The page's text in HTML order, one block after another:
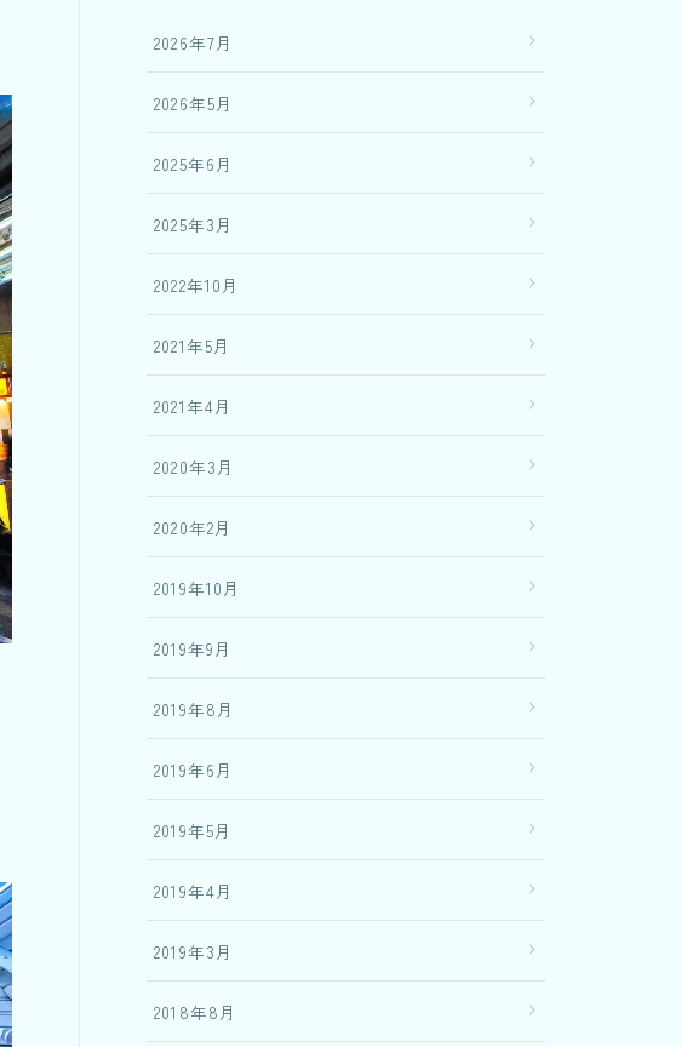
2026年7月
2026年5月
2025年6月
2025年3月
2022年10月
2021年5月
2021年4月
2020年3月
2020年2月
2019年10月
2019年9月
2019年8月
2019年6月
2019年5月
2019年4月
2019年3月
2018年8月